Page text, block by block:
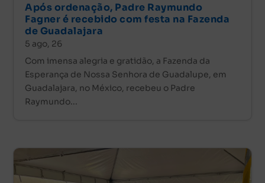
Após ordenação, Padre Raymundo
Fagner é recebido com festa na Fazenda
de Guadalajara
5 ago, 26
Com imensa alegria e gratidão, a Fazenda da
Esperança de Nossa Senhora de Guadalupe, em
Guadalajara, no México, recebeu o Padre
Raymundo...